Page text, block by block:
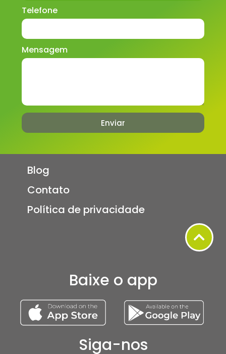
Telefone
Mensagem
Enviar
Blog
Contato
Política de privacidade
Baixe o app
Siga-nos